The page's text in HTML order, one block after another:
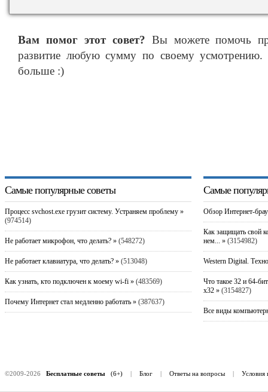
Вам помог этот совет? Вы можете помочь
развитие любую сумму по своему
больше :)
Самые популярные советы
Процесс svchost.exe грузит систему. Устраняем проблему »
(974514)
Не работает микрофон, что делать? »(548272)
Не работает клавиатура, что делать? »(513048)
Как узнать, кто подключен к моему wi-fi »(483569)
Почему Интернет стал медленно работать »(387637)
Самые
Обзор Интернет-
Как защищать свой
нем... »(3154982)
Western Digital.
Что такое 32 и 64-
x32 »(3154827)
Все виды
©2009-2026 Бесплатные советы(6+) | Блог | Ответы на вопросы | Условия